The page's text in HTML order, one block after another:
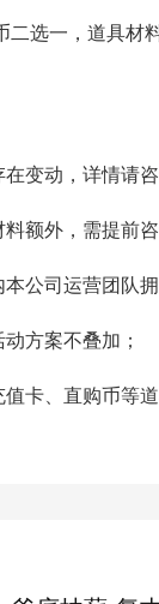
二选一，道具材
变动，详情请咨
额外，需提前
公司运营团队
方案不叠加；
卡、直购币等